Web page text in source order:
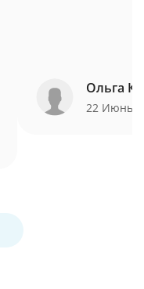
Ольга
22 Июнь